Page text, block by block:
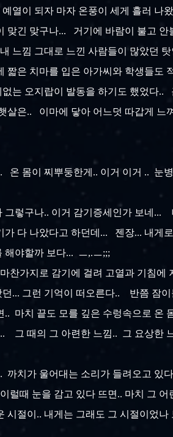
열이 되자 마자 온풍이 세게 흘러 나
긴 맞구나... 거기에 바람이 불고 안
느낌 그대로 느낀 사람들이 많았던
은 치마를 입은 아가씨와 학생들도
는 오지랍이 발동을 하기도 했었다
살은.. 이마에 닿아 어느덧 따갑게 느
온 몸이 찌뿌둥한게.. 이거 이거 .. 눈
그렇구나.. 이거 감기증세인가 보네...
다 나았다고 하던데... 젠장... 내게
해야할까 보다... ㅡ,.ㅡ;;;
찬가지로 감기에 걸려 고열과 기침에
... 그런 기억이 떠오른다.. 반쯤 잠
.. 마치 끝도 모를 깊은 수렁속으로 온
그 때의 그 아련한 느낌.. 그 요상한
까치가 울어대는 소리가 들려오고 있
때 눈을 감고 있다 뜨면.. 마치 그
절이.. 내게는 그래도 그 시절이었